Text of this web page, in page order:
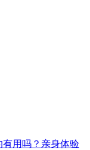
有用吗？亲身体验